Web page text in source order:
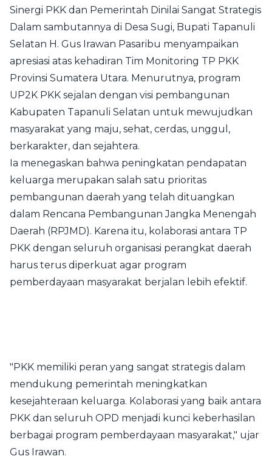
Sinergi PKK dan Pemerintah Dinilai Sangat Strategis
Dalam sambutannya di Desa Sugi, Bupati Tapanuli
Selatan H. Gus Irawan Pasaribu menyampaikan
apresiasi atas kehadiran Tim Monitoring TP PKK
Provinsi Sumatera Utara. Menurutnya, program
UP2K PKK sejalan dengan visi pembangunan
Kabupaten Tapanuli Selatan untuk mewujudkan
masyarakat yang maju, sehat, cerdas, unggul,
berkarakter, dan sejahtera.
Ia menegaskan bahwa peningkatan pendapatan
keluarga merupakan salah satu prioritas
pembangunan daerah yang telah dituangkan
dalam Rencana Pembangunan Jangka Menengah
Daerah (RPJMD). Karena itu, kolaborasi antara TP
PKK dengan seluruh organisasi perangkat daerah
harus terus diperkuat agar program
pemberdayaan masyarakat berjalan lebih efektif.
"PKK memiliki peran yang sangat strategis dalam
mendukung pemerintah meningkatkan
kesejahteraan keluarga. Kolaborasi yang baik antara
PKK dan seluruh OPD menjadi kunci keberhasilan
berbagai program pemberdayaan masyarakat," ujar
Gus Irawan.